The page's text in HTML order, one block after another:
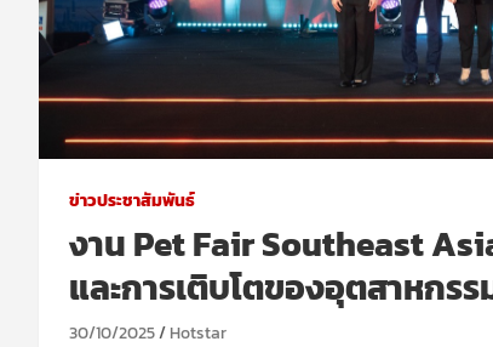
ข่าวประชาสัมพันธ์
งาน Pet Fair Southeast
และการเติบโตของอุตสาหกร
30/10/2025 Hotstar